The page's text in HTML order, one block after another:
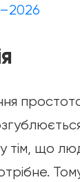
у тім, що